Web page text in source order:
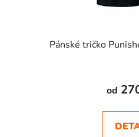
Pánské tričko
od